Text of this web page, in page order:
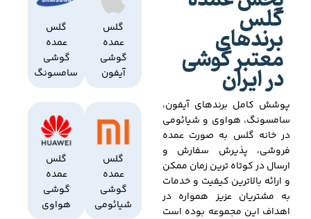
گلس
برندهای
معتبر گوشی
در ایران
پوشش کامل برندهای آیفون،
سامسونگ، هواوی و شیائومی
در خانه گلس به صورت عمده
فروشی، پذیرش سفارش و
ارسال در کوتاه ترین زمان ممکن
و ارائه بالاترین کیفیت و خدمات
به مشتریان عزیز همواره در
اهداف این مجموعه بوده است
گلس
عمده
گوشی
آیفون
گلس
عمده
گوشی
سامسونگ
گلس
عمده
گوشی
شیائومی
گلس
عمده
گوشی
هواوی